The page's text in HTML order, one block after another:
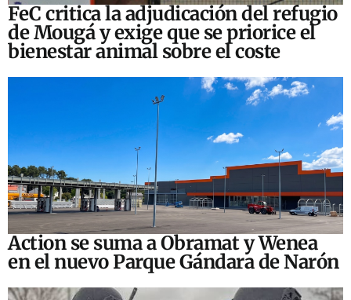
FeC critica la adjudicación del refugio
de Mougá y exige que se priorice el
bienestar animal sobre el coste
Action se suma a Obramat y Wenea
en el nuevo Parque Gándara de Narón